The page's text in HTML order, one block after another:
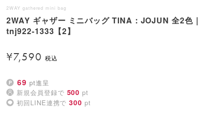
2WAY gathered mini bag
2WAY ギャザー ミニバッグ TINA：JOJUN 全2色｜
tnj922-1333【2】
¥7,590
69 pt進呈
新規会員登録で 500 pt
初回LINE連携で 300 pt